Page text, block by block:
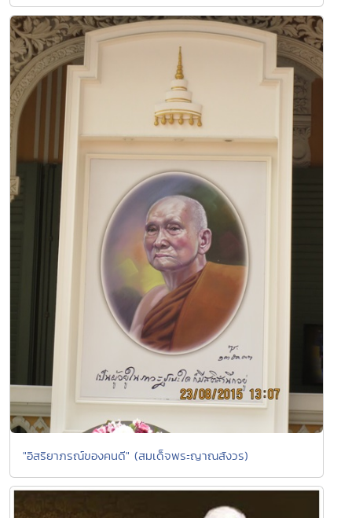
"อิสริยาภรณ์ของคนดี" (สมเด็จพระญาณสังวร)